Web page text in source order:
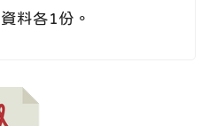
料各1份。